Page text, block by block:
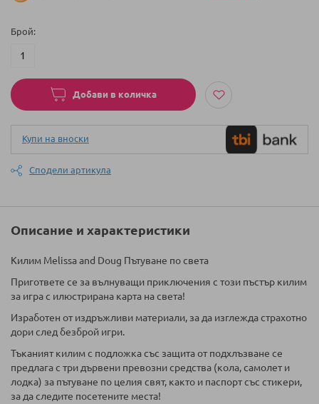
Брой
Добави в количка
Купи на вноски
Сподели артикула
Описание и характеристики
Килим Melissa and Doug Пътуване по света
Пригответе се за вълнуващи приключения с този пъстър килим
за игра с илюстрирана карта на света!
Изработен от издръжливи материали, за да изглежда страхотно
дори след безброй игри.
Тъканият килим с подложка със защита от подхлъзване се
предлага с три дървени превозни средства (кола, самолет и
лодка) за пътуване по целия свят, както и паспорт със стикери,
за да следите посетените места!